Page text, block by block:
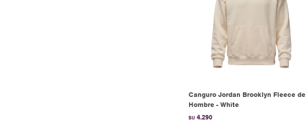
Canguro Jordan Brooklyn Fleece de
Hombre - White
$U 4.290